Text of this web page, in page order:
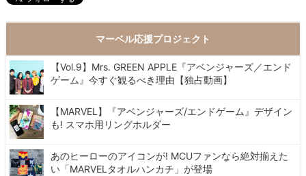
マーベル応援プロジェクト
【Vol.9】Mrs. GREEN APPLE『アベンジャーズ／エンド
ゲーム』今すぐ観るべき理由【独占動画】
【MARVEL】『アベンジャーズ/エンドゲーム』デザイン
も! スマホ用リングホルダー
あのヒーローのアイコンが! MCUファンなら絶対揃えた
い「MARVELタオルハンカチ」が登場